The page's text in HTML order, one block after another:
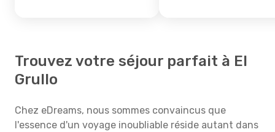
Trouvez votre séjour parfait à El
Grullo
Chez eDreams, nous sommes convaincus que
l'essence d'un voyage inoubliable réside autant dans